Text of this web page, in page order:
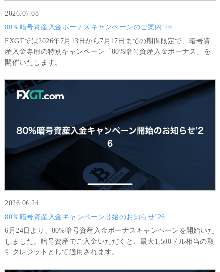
2026.07.08
80％暗号資産入金ボーナスキャンペーンのご案内’26
FXGTでは2026年7月13日から7月17日までの期間限定で、暗号資
産入金専用の特別キャンペーン「80%暗号資産入金ボーナス」を
開催いたします。
2026.06.24
80％暗号資産入金キャンペーン開始のお知らせ’26
6月24日より、80%暗号資産入金ボーナスキャンペーンを開始いた
しました。暗号資産でご入金いただくと、最大1,500ドル相当の取
引クレジットとして適用されます。